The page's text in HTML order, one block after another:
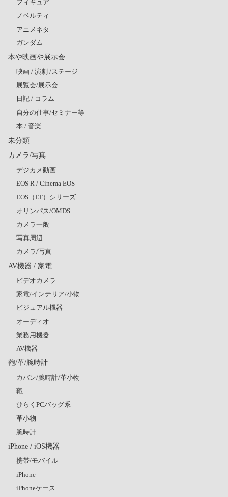
フィギュア
ノベルティ
アニメネタ
ガンダム
本や映画や展示会
映画 / 演劇 /ステージ
展覧会/展示会
日記 / コラム
自分の仕事/セミナー等
本 / 音楽
未分類
カメラ/写真
デジカメ動画
EOS R / Cinema EOS
EOS（EF）シリーズ
オリンパス/OMDS
カメラ一般
写真周辺
カメラ/写真
AV機器 / 家電
ビデオカメラ
家電/インテリア/小物
ビジュアル機器
オーディオ
業務用機器
AV機器
鞄/革/腕時計
カバン/腕時計/革小物
鞄
ひらくPCバッグ系
革小物
腕時計
iPhone / iOS機器
携帯/モバイル
iPhone
iPhoneケース